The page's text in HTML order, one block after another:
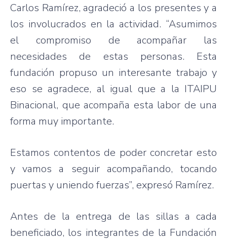
Carlos Ramírez, agradeció a los presentes y a
los involucrados en la actividad. “Asumimos
el compromiso de acompañar las
necesidades de estas personas. Esta
fundación propuso un interesante trabajo y
eso se agradece, al igual que a la ITAIPU
Binacional, que acompaña esta labor de una
forma muy importante.
Estamos contentos de poder concretar esto
y vamos a seguir acompañando, tocando
puertas y uniendo fuerzas”, expresó Ramírez.
Antes de la entrega de las sillas a cada
beneficiado, los integrantes de la Fundación